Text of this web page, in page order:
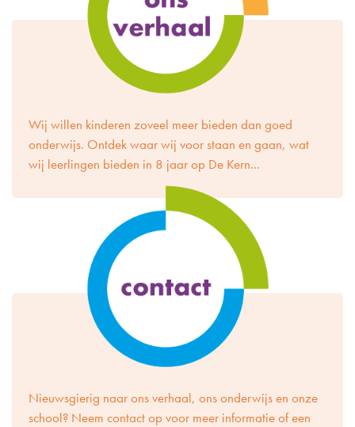
Wij willen kinderen zoveel meer bieden dan goed
onderwijs. Ontdek waar wij voor staan en gaan, wat
wij leerlingen bieden in 8 jaar op De Kern...
Nieuwsgierig naar ons verhaal, ons onderwijs en onze
school? Neem contact op voor meer informatie of een